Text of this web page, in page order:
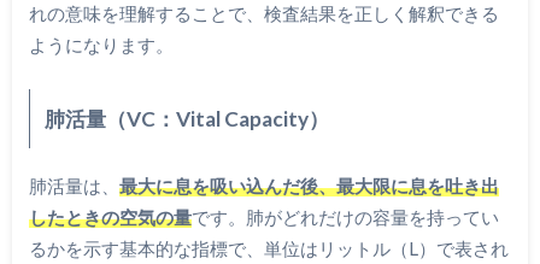
れの意味を理解することで、検査結果を正しく解釈できる
ようになります。
肺活量（VC：Vital Capacity）
肺活量は、 最大に息を吸い込んだ後、最大限に息を吐き出
したときの空気の量です。肺がどれだけの容量を持ってい
るかを示す基本的な指標で、単位はリットル（L）で表され